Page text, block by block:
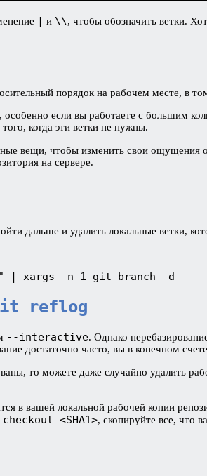
и \\, чтобы обозначить ветки.
порядок на рабочем месте, в
если вы работаете с большим
когда эти ветки не нужны.
вещи, чтобы изменить свои ощущения
на сервере.
дальше и удалить локальные ветки,
| xargs -n 1 git branch -d
reflog
--interactive. Однако
достаточно часто, вы в конечном
то можете даже случайно удалить
в вашей локальной рабочей копии
<SHA1>, скопируйте все, что